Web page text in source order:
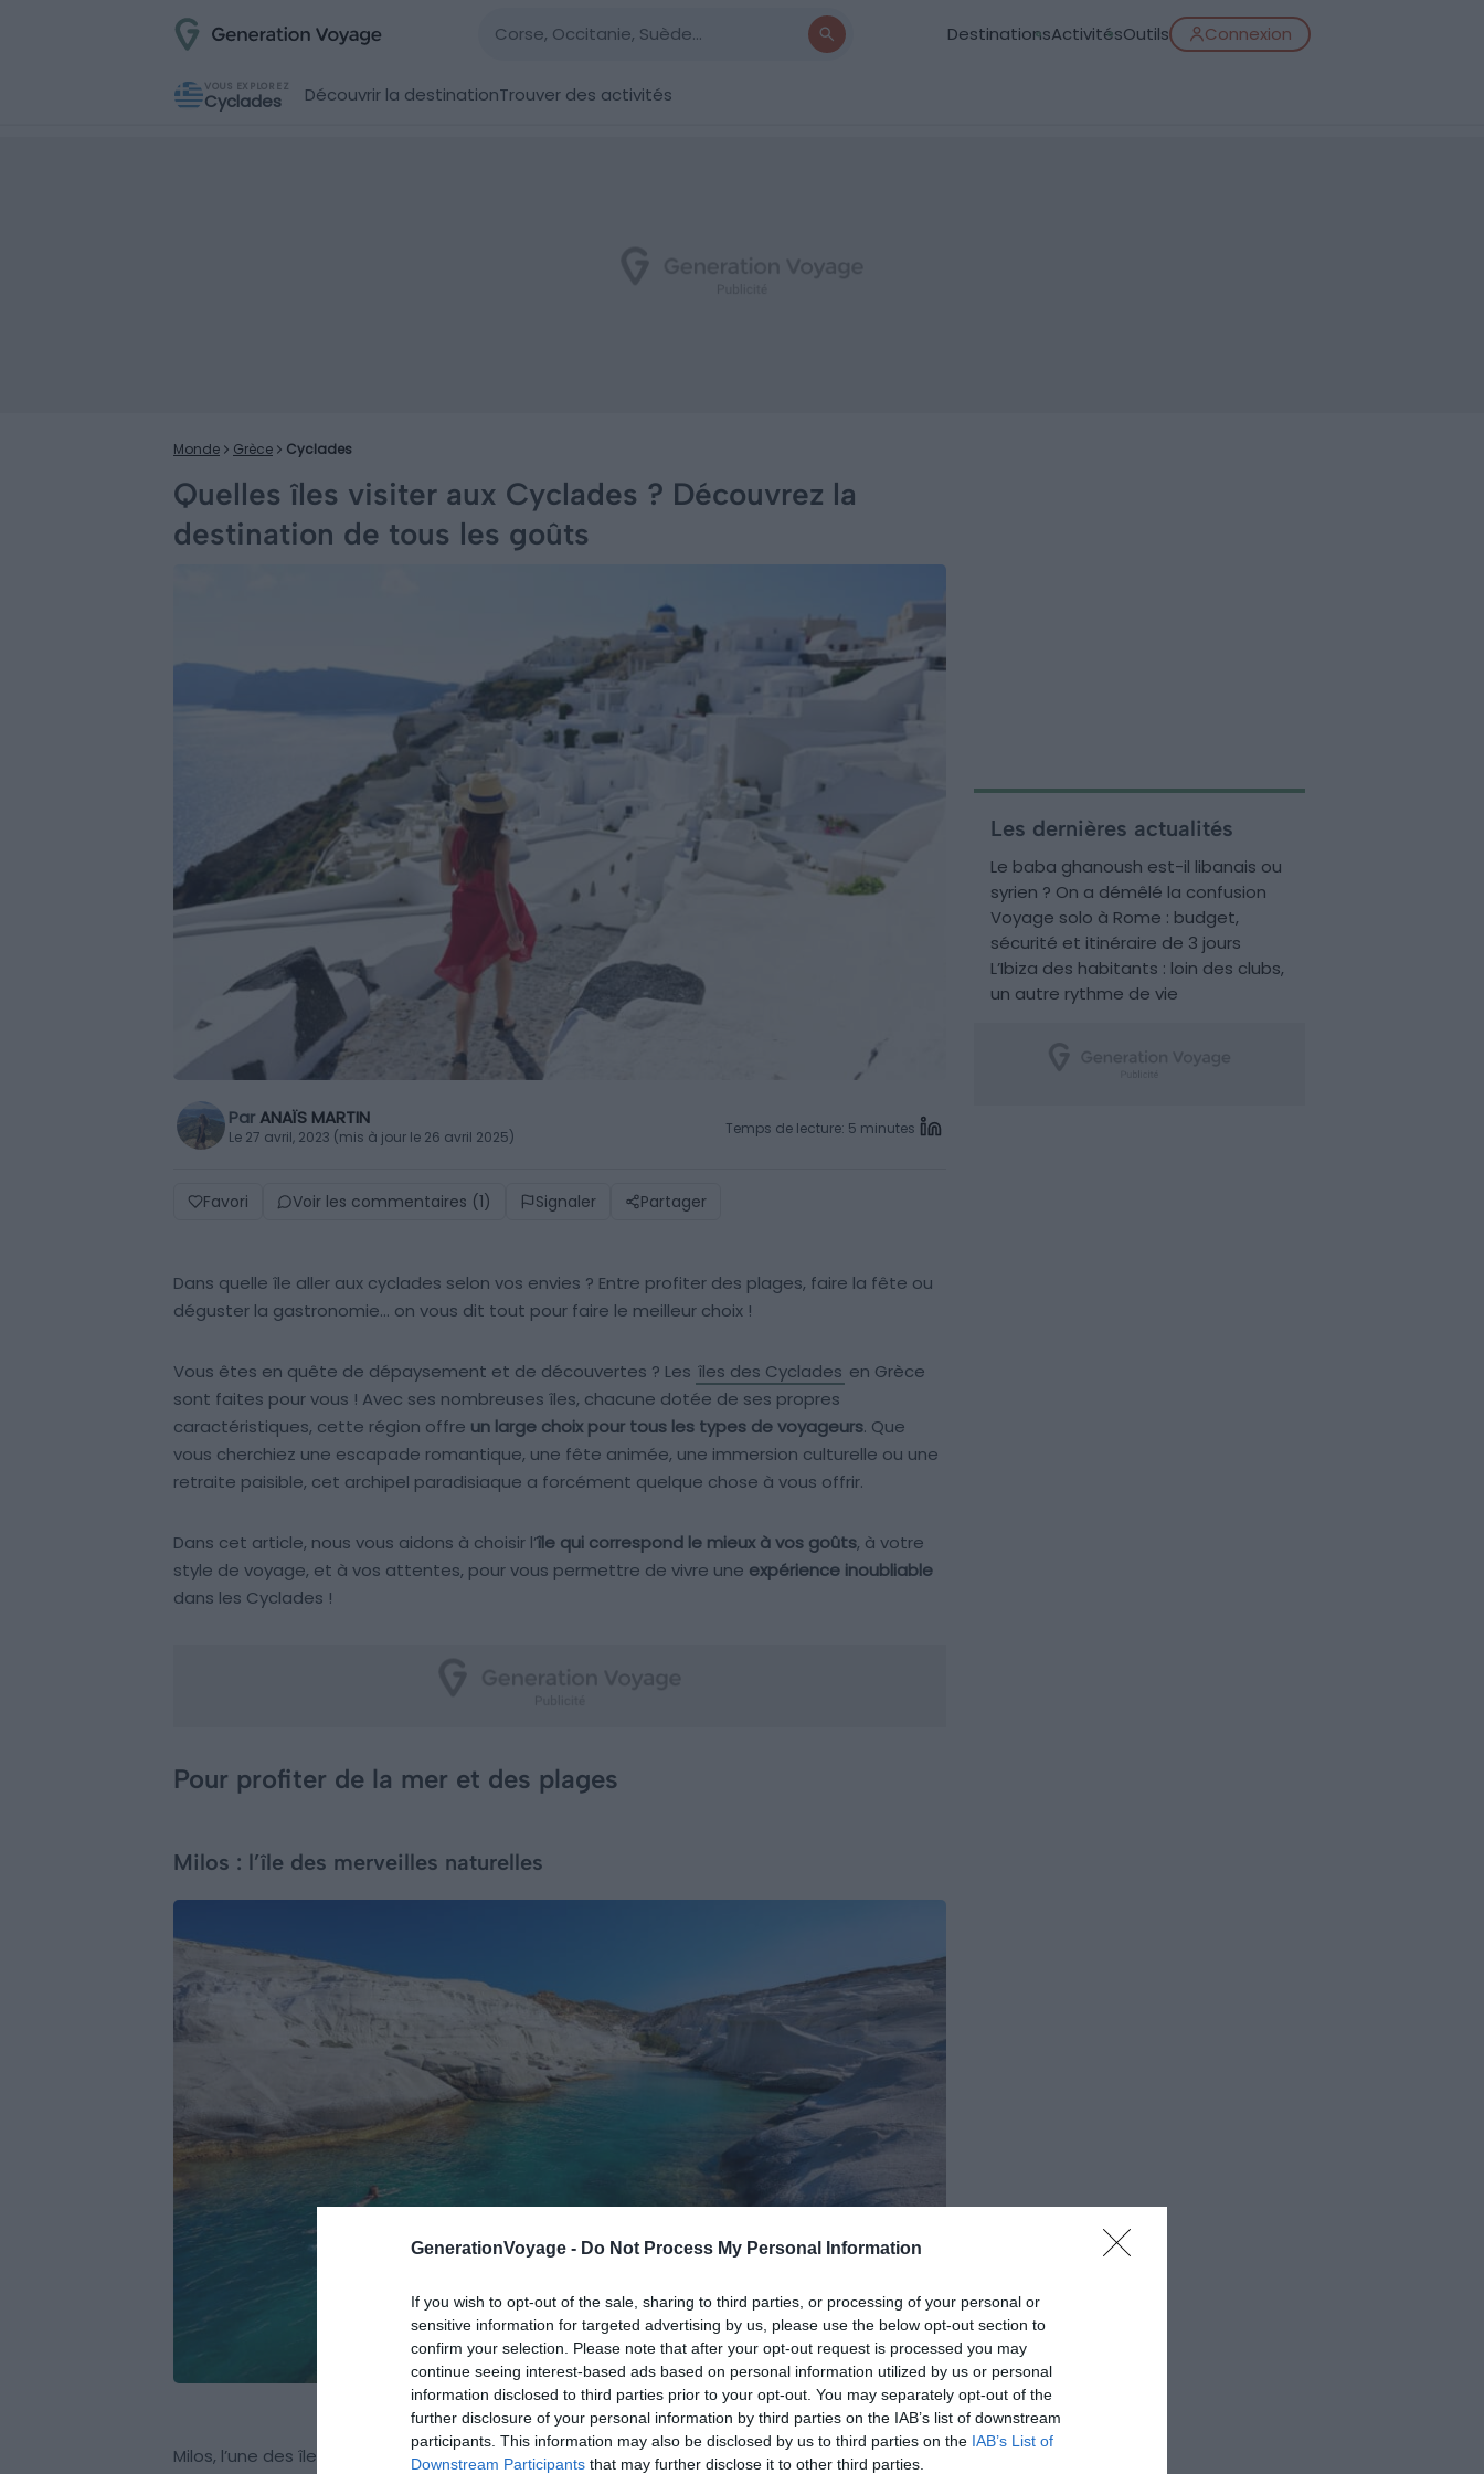
GenerationVoyage - Do Not Process My Personal Information
If you wish to opt-out of the sale, sharing to third parties, or processing of your personal or
sensitive information for targeted advertising by us, please use the below opt-out section to
confirm your selection. Please note that after your opt-out request is processed you may
continue seeing interest-based ads based on personal information utilized by us or personal
information disclosed to third parties prior to your opt-out. You may separately opt-out of the
further disclosure of your personal information by third parties on the IAB’s list of downstream
participants. This information may also be disclosed by us to third parties on the IAB’s List of
Downstream Participants that may further disclose it to other third parties.
DestinationsActivitésOutils Connexion
VOUS EXPLOREZ
Cyclades Découvrir la destinationTrouver des activités
Monde Grèce Cyclades
Quelles îles visiter aux Cyclades ? Découvrez la
destination de tous les goûts
ParANAÏS MARTIN
Le 27 avril, 2023 (mis à jour le 26 avril 2025) Temps de lecture: 5 minutes
Favori Voir les commentaires (1) Signaler Partager
Dans quelle île aller aux cyclades selon vos envies ? Entre profiter des plages, faire la fête ou
déguster la gastronomie… on vous dit tout pour faire le meilleur choix !
Vous êtes en quête de dépaysement et de découvertes ? Les îles des Cyclades en Grèce
sont faites pour vous ! Avec ses nombreuses îles, chacune dotée de ses propres
caractéristiques, cette région offre un large choix pour tous les types de voyageurs. Que
vous cherchiez une escapade romantique, une fête animée, une immersion culturelle ou une
retraite paisible, cet archipel paradisiaque a forcément quelque chose à vous offrir.
Dans cet article, nous vous aidons à choisir l’île qui correspond le mieux à vos goûts, à votre
style de voyage, et à vos attentes, pour vous permettre de vivre une expérience inoubliable
dans les Cyclades !
Pour profiter de la mer et des plages
Milos : l’île des merveilles naturelles
Crédit photo :Shutterstock.
Milos, l’une des îles les plus méridionales des Cyclades, est connue pour ses plages
Les dernières actualités
Le baba ghanoush est-il libanais ou
syrien ? On a démêlé la confusion
Voyage solo à Rome : budget,
sécurité et itinéraire de 3 jours
L’Ibiza des habitants : loin des clubs,
un autre rythme de vie